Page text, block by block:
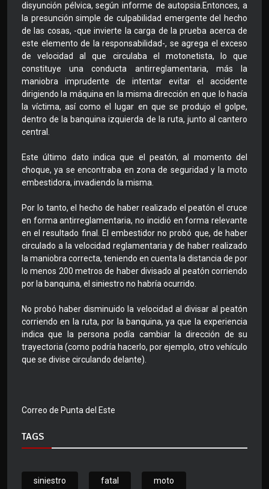
disyunción pélvica, según informe de autopsia.Entonces, a
la presunción simple de culpabilidad emergente del hecho
de las cosas, -que invierte la carga de la prueba acerca de
este elemento de la responsabilidad-, se agrega el exceso
de velocidad al que circulaba el motonetista, lo que
constituye una conducta antirreglamentaria, más la
maniobra imprudente de intentar evitar el accidente
dirigiendo la máquina en la misma dirección en que lo hacía
la víctima, así como el lugar en que se produjo el golpe,
dentro de la banquina izquierda de la ruta, junto al cantero
central.
Este último dato indica que el peatón, al momento del
choque, ya se encontraba en zona de seguridad y la moto
embestidora, invadiendo la misma.
Por lo tanto, el hecho de haber realizado el peatón el cruce
en forma antirreglamentaria, no incidió en forma relevante
en el resultado final. El embestidor no probó que, de haber
circulado a la velocidad reglamentaria y de haber realizado
la maniobra correcta, teniendo en cuenta la distancia de por
lo menos 200 metros de haber divisado al peatón corriendo
por la banquina, el siniestro no habría ocurrido.
No probó haber disminuido la velocidad al divisar al peatón
corriendo en la ruta, por la banquina, ya que la experiencia
indica que la persona podía cambiar la dirección de su
trayectoria (como podría hacerlo, por ejemplo, otro vehículo
que se divise circulando delante).
Correo de Punta del Este
TAGS
siniestro fatal moto